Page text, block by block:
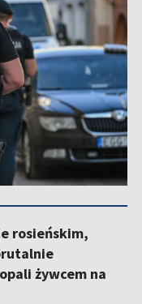
rosieńskim,
żywcem na